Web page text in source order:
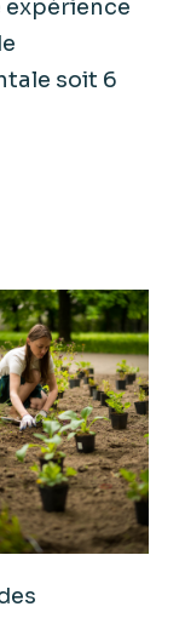
expérience
soit 6